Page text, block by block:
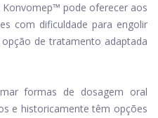
pode oferecer aos
com dificuldade para engolir
de tratamento adaptada
formas de dosagem oral
e historicamente têm opções